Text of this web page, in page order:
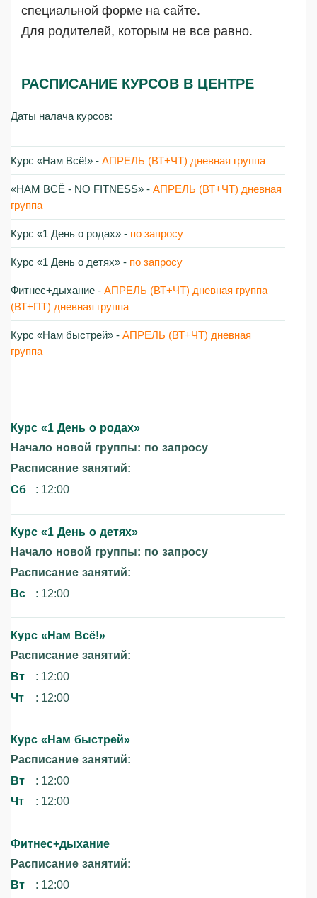
специальной форме на сайте.
Для родителей, которым не все равно.
РАСПИСАНИЕ КУРСОВ В ЦЕНТРЕ
Даты налача курсов:
Курс «Нам Всё!»‎ - АПРЕЛЬ (ВТ+ЧТ) дневная группа
«НАМ ВСЁ - NO FITNESS»‎ - АПРЕЛЬ (ВТ+ЧТ) дневная
группа
Курс «1 День о родах»‎ - по запросу
Курс «1 День о детях»‎ - по запросу
Фитнес+дыхание - АПРЕЛЬ (ВТ+ЧТ) дневная группа
(ВТ+ПТ) дневная группа
Курс «Нам быстрей»‎ - АПРЕЛЬ (ВТ+ЧТ) дневная
группа
Курс «1 День о родах»‎
Начало новой группы: по запросу
Расписание занятий:
Сб
: 12:00
Курс «1 День о детях»‎
Начало новой группы: по запросу
Расписание занятий:
Вс
: 12:00
Курс «Нам Всё!»‎
Расписание занятий:
Вт
: 12:00
Чт
: 12:00
Курс «Нам быстрей»‎
Расписание занятий:
Вт
: 12:00
Чт
: 12:00
Фитнес+дыхание
Расписание занятий:
Вт
: 12:00